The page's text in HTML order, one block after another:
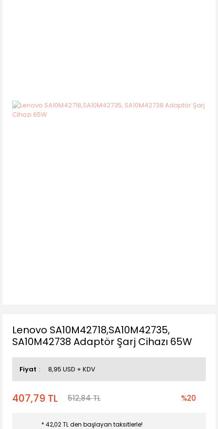
Lenovo SA10M42718,SA10M42735,
SA10M42738 Adaptör Şarj Cihazı 65W
Fiyat 8,95 USD + KDV
407,79 TL 512,84 TL %20
* 42,02 TL den başlayan taksitlerle!